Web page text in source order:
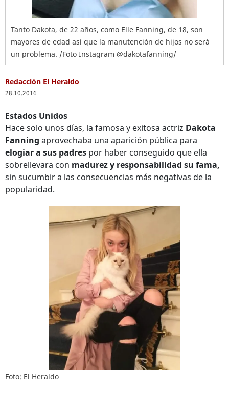
Tanto Dakota, de 22 años, como Elle Fanning, de 18, son
mayores de edad así que la manutención de hijos no será
un problema. /Foto Instagram @dakotafanning/
Redacción El Heraldo
28.10.2016
Estados Unidos
Hace solo unos días, la famosa y exitosa actriz Dakota
Fanning aprovechaba una aparición pública para
elogiar a sus padres por haber conseguido que ella
sobrellevara con madurez y responsabilidad su fama,
sin sucumbir a las consecuencias más negativas de la
popularidad.
Foto: El Heraldo